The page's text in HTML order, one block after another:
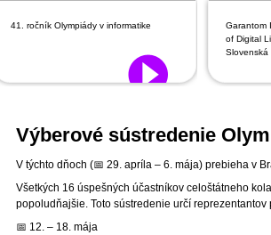
Výberové sústredenie
V týchto dňoch (📅 29. apríla – 6. mája) prebieha v
Všetkých 16 úspešných účastníkov celoštátneho
popoludňajšie. Toto sústredenie určí
📅 12. – 18. mája
41. ročník Olympiády v informatike
Garantom
of Digital
Slovenská